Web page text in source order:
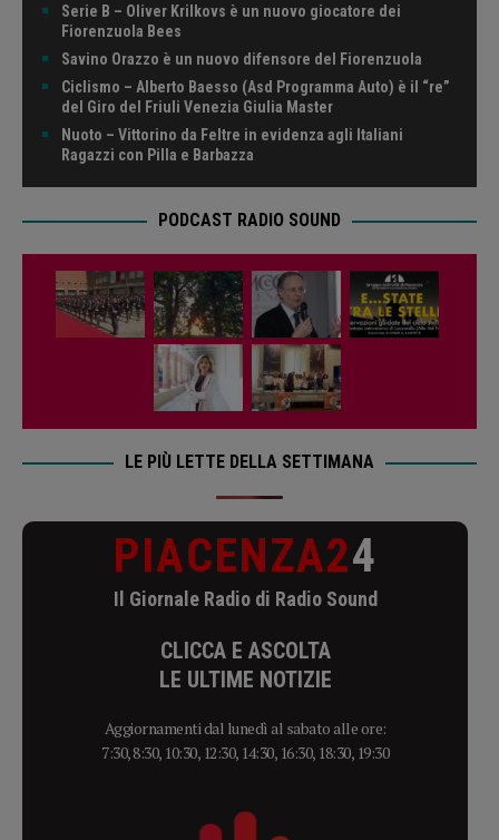
Serie B – Oliver Krilkovs è un nuovo giocatore dei
Fiorenzuola Bees
Savino Orazzo è un nuovo difensore del Fiorenzuola
Ciclismo – Alberto Baesso (Asd Programma Auto) è il “re”
del Giro del Friuli Venezia Giulia Master
Nuoto – Vittorino da Feltre in evidenza agli Italiani
Ragazzi con Pilla e Barbazza
PODCAST RADIO SOUND
LE PIÙ LETTE DELLA SETTIMANA
PIACENZA24
Il Giornale Radio di Radio Sound
CLICCA E ASCOLTA
LE ULTIME NOTIZIE
Aggiornamenti dal lunedì al sabato alle ore:
7:30, 8:30, 10:30, 12:30, 14:30, 16:30, 18:30, 19:30